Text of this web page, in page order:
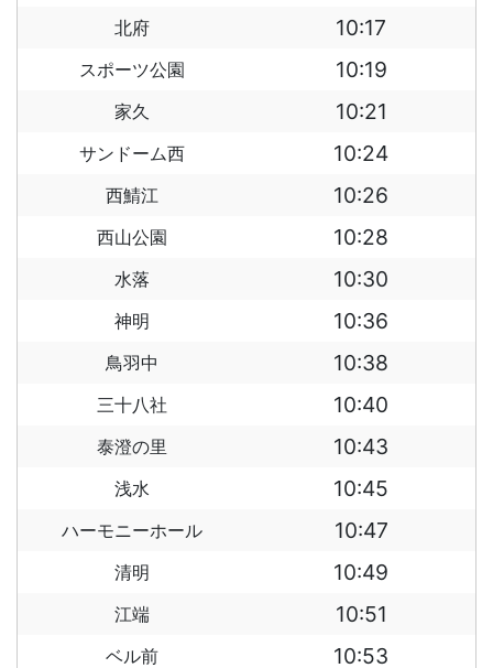
北府 10:17
スポーツ公園 10:19
家久 10:21
サンドーム西 10:24
西鯖江 10:26
西山公園 10:28
水落 10:30
神明 10:36
鳥羽中 10:38
三十八社 10:40
泰澄の里 10:43
浅水 10:45
ハーモニーホール 10:47
清明 10:49
江端 10:51
ベル前 10:53